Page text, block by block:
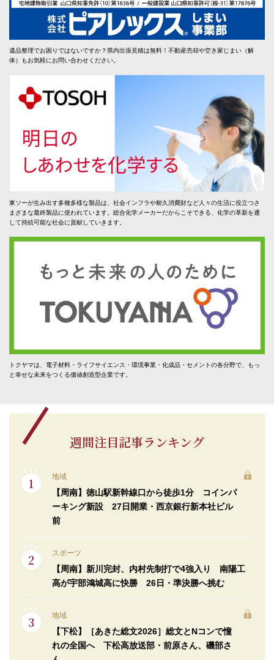
遺品整理でお困りではないですか？県内出張見積は無料！不動産売却や空き家じまい（解
体）もお気軽にお問い合わせください。
東ソーが生み出す多種多様な製品は、社会インフラや耐久消費財など人々の生活に役立つさ
まざまな最終製品に使われています。総合化学メーカーだからこそできる、化学の革新を通
して持続可能な社会に貢献していきます。
トクヤマは、電子材料・ライフサイエンス・環境事業・化成品・セメントの各分野で、もっ
と幸せな未来をつくる価値創造型企業です。
週間注目記事ランキング
地域
【周南】徳山駅新幹線口から徒歩1分 コインパ
ーキング新設 27日開業・西京銀行新本社ビル
前
スポーツ
【周南】新川完封、内村先制打で4強入り 南陽工
高が宇部鴻城高に快勝 26日・準決勝へ挑む
地域
【下松】［あきた総文2026］総文とNコンで憧
れの全国へ 下松高放送部・前原さん、磯部さ